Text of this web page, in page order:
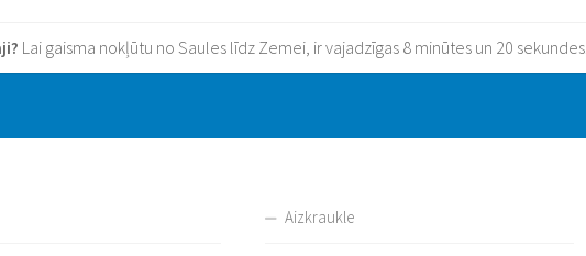
Lai gaisma nokļūtu no Saules līdz Zemei, ir vajadzīgas 8 minūtes un 20 sekundes.
Aizkraukle